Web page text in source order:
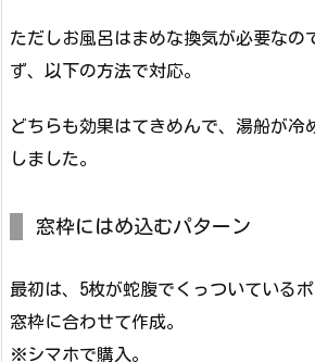
ただしお風呂はまめな換気が必要なの
ず、以下の方法で対応。
どちらも効果はてきめんで、湯船が冷
しました。
窓枠にはめ込むパターン
最初は、5枚が蛇腹でくっついている
窓枠に合わせて作成。
※シマホで購入。